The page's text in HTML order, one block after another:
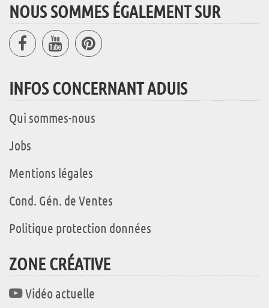
NOUS SOMMES ÉGALEMENT SUR
INFOS CONCERNANT ADUIS
Qui sommes-nous
Jobs
Mentions légales
Cond. Gén. de Ventes
Politique protection données
ZONE CRÉATIVE
Vidéo actuelle